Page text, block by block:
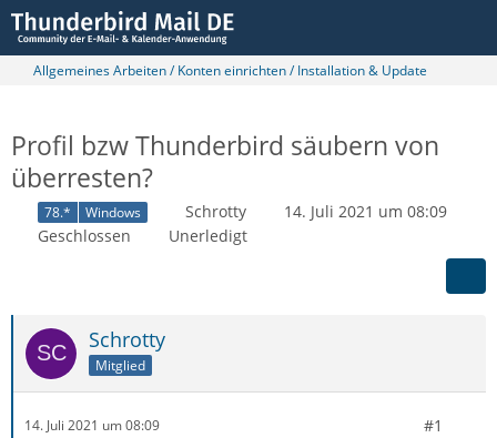
Allgemeines Arbeiten / Konten einrichten / Installation & Update
Profil bzw Thunderbird säubern von
überresten?
78.* Windows Schrotty
14. Juli 2021 um 08:09
Geschlossen
Unerledigt
Schrotty
Mitglied
14. Juli 2021 um 08:09 #1